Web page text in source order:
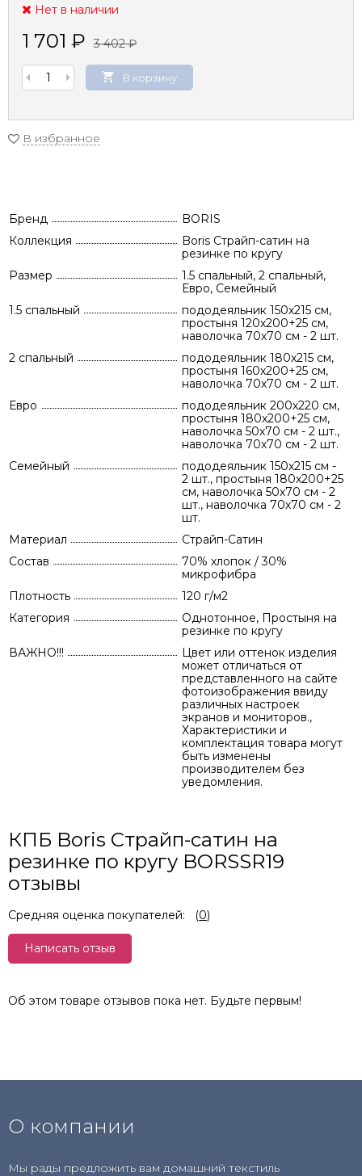
Нет в наличии
1 701 ₽ 3 402₽
В корзину
В избранное
Бренд
BORIS
Коллекция
Boris Страйп-сатин на
резинке по кругу
Размер
1.5 спальный, 2 спальный,
Евро, Семейный
1.5 спальный
пододеяльник 150х215 см,
простыня 120х200+25 см,
наволочка 70х70 см - 2 шт.
2 спальный
пододеяльник 180х215 см,
простыня 160х200+25 см,
наволочка 70х70 см - 2 шт.
Евро
пододеяльник 200х220 см,
простыня 180х200+25 см,
наволочка 50х70 см - 2 шт.,
наволочка 70х70 см - 2 шт.
Семейный
пододеяльник 150х215 см -
2 шт., простыня 180х200+25
см, наволочка 50х70 см - 2
шт., наволочка 70х70 см - 2
шт.
Материал
Страйп-Сатин
Состав
70% хлопок / 30%
микрофибра
Плотность
120 г/м2
Категория
Однотонное, Простыня на
резинке по кругу
ВАЖНО!!!
Цвет или оттенок изделия
может отличаться от
представленного на сайте
фотоизображения ввиду
различных настроек
экранов и мониторов.,
Характеристики и
комплектация товара могут
быть изменены
производителем без
уведомления.
КПБ Boris Cтрайп-сатин на
резинке по кругу BORSSR19
отзывы
Средняя оценка покупателей: (0)
Написать отзыв
Об этом товаре отзывов пока нет. Будьте первым!
О компании
Мы рады предложить вам домашний текстиль